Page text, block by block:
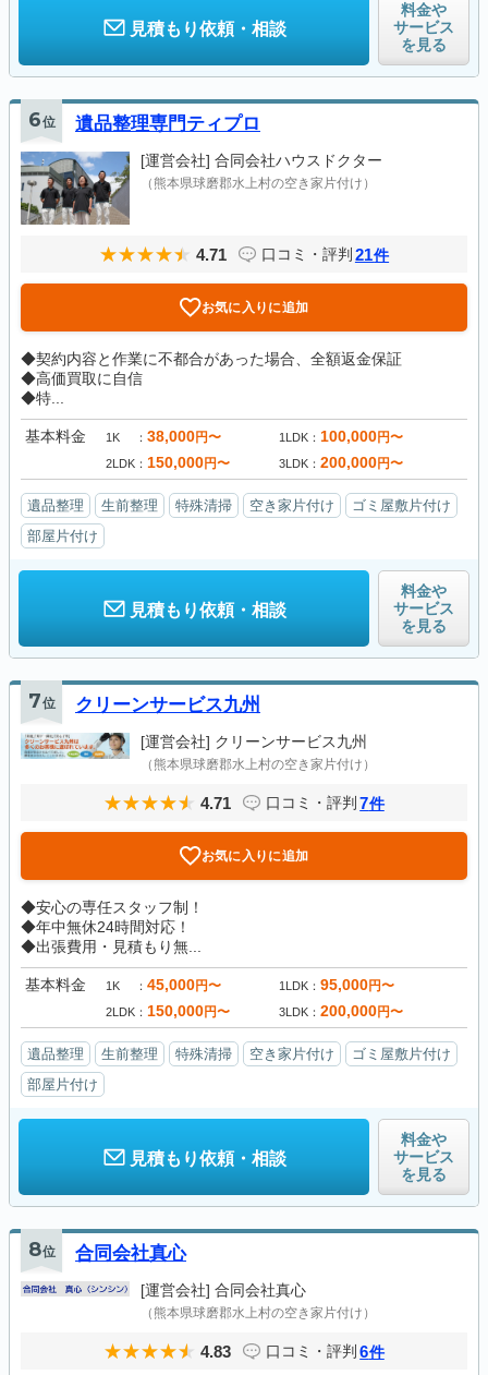
見積もり依頼・相談
料金や
サービス
を見る
6位 遺品整理専門ティプロ
[運営会社] 合同会社ハウスドクター
（熊本県球磨郡水上村の空き家片付け）
4.71 口コミ・評判 21件
お気に入りに追加
◆契約内容と作業に不都合があった場合、全額返金保証
◆高価買取に自信
◆特...
基本料金 1K 38,000円〜 1LDK 100,000円〜
2LDK 150,000円〜 3LDK 200,000円〜
遺品整理 生前整理 特殊清掃 空き家片付け
ゴミ屋敷片付け
部屋片付け
見積もり依頼・相談
料金や
サービス
を見る
7位 クリーンサービス九州
[運営会社] クリーンサービス九州
（熊本県球磨郡水上村の空き家片付け）
4.71 口コミ・評判 7件
お気に入りに追加
◆安心の専任スタッフ制！
◆年中無休24時間対応！
◆出張費用・見積もり無...
基本料金 1K 45,000円〜 1LDK 95,000円〜
2LDK 150,000円〜 3LDK 200,000円〜
遺品整理 生前整理 特殊清掃 空き家片付け
ゴミ屋敷片付け
部屋片付け
見積もり依頼・相談
料金や
サービス
を見る
8位 合同会社真心
[運営会社] 合同会社真心
（熊本県球磨郡水上村の空き家片付け）
4.83 口コミ・評判 6件